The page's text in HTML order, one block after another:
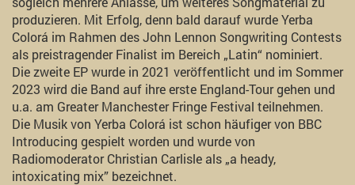
produzieren. Mit Erfolg, denn bald darauf wurde Yerba
Colorá im Rahmen des John Lennon Songwriting Contests
als preistragender Finalist im Bereich „Latin“ nominiert.
Die zweite EP wurde in 2021 veröffentlicht und im Sommer
2023 wird die Band auf ihre erste England-Tour gehen und
u.a. am Greater Manchester Fringe Festival teilnehmen.
Die Musik von Yerba Colorá ist schon häufiger von BBC
Introducing gespielt worden und wurde von
Radiomoderator Christian Carlisle als „a heady,
intoxicating mix” bezeichnet.